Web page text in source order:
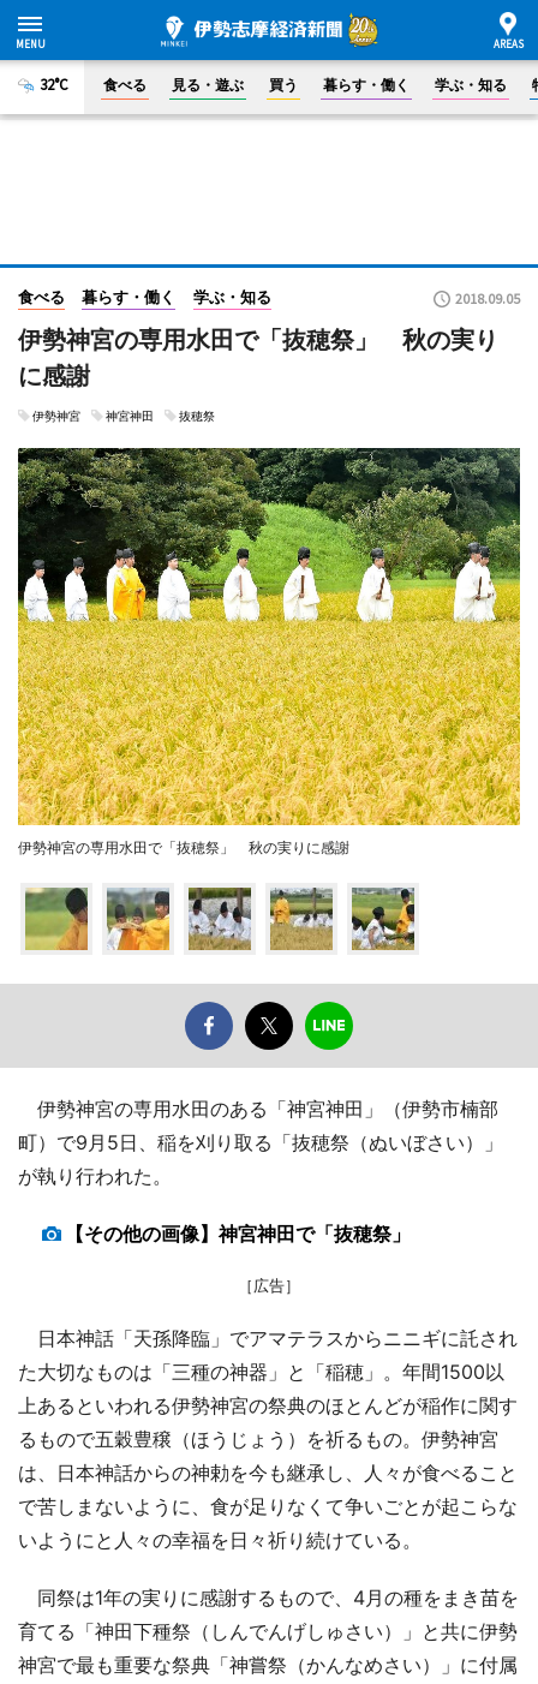
32°C 食べる 見る・遊ぶ 買う 暮らす・働く 学ぶ・知る
食べる 暮らす・働く 学ぶ・知る 2018.09.05
伊勢神宮の専用水田で「抜穂祭」 秋の実り
に感謝
伊勢神宮 神宮神田 抜穂祭
伊勢神宮の専用水田で「抜穂祭」 秋の実りに感謝
伊勢神宮の専用水田のある「神宮神田」（伊勢市楠部
町）で9月5日、稲を刈り取る「抜穂祭（ぬいぼさい）」
が執り行われた。
【その他の画像】神宮神田で「抜穂祭」
［広告］
日本神話「天孫降臨」でアマテラスからニニギに託され
た大切なものは「三種の神器」と「稲穂」。年間1500以
上あるといわれる伊勢神宮の祭典のほとんどが稲作に関す
るもので五穀豊穣（ほうじょう）を祈るもの。伊勢神宮
は、日本神話からの神勅を今も継承し、人々が食べること
で苦しまないように、食が足りなくて争いごとが起こらな
いようにと人々の幸福を日々祈り続けている。
同祭は1年の実りに感謝するもので、4月の種をまき苗を
育てる「神田下種祭（しんでんげしゅさい）」と共に伊勢
神宮で最も重要な祭典「神嘗祭（かんなめさい）」に付属